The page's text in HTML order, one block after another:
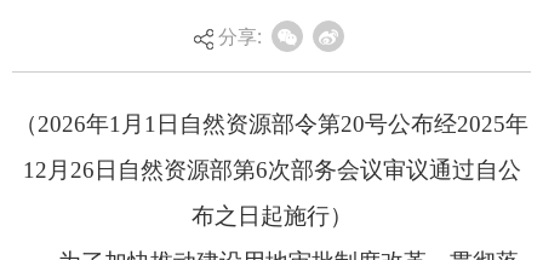
分享:
布之日起施行）
为了加快推动建设用地审批制度改革，贯彻落
资源部对涉及的部门规章进行了清理。经过清理，
自然资源部决定废止以下部门规章：
一、《建设用地审查报批管理办法》（1999年
3月2日国土资源部令第3号发布，根据2010年11月